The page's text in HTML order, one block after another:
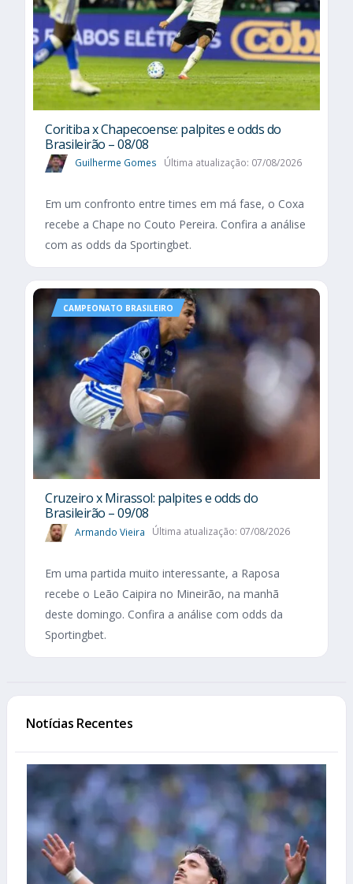
Coritiba x Chapecoense: palpites e odds do
Brasileirão – 08/08
Guilherme Gomes Última atualização: 07/08/2026
Em um confronto entre times em má fase, o Coxa
recebe a Chape no Couto Pereira. Confira a análise
com as odds da Sportingbet.
CAMPEONATO BRASILEIRO
Cruzeiro x Mirassol: palpites e odds do
Brasileirão – 09/08
Armando Vieira Última atualização: 07/08/2026
Em uma partida muito interessante, a Raposa
recebe o Leão Caipira no Mineirão, na manhã
deste domingo. Confira a análise com odds da
Sportingbet.
Notícias Recentes